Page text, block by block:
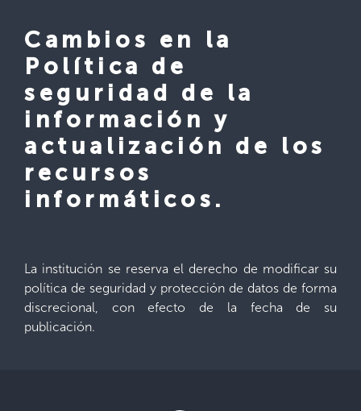
Cambios en la
Política de
seguridad de la
información y
actualización de los
recursos
informáticos.
La institución se reserva el derecho de modificar su
política de seguridad y protección de datos de forma
discrecional, con efecto de la fecha de su
publicación.